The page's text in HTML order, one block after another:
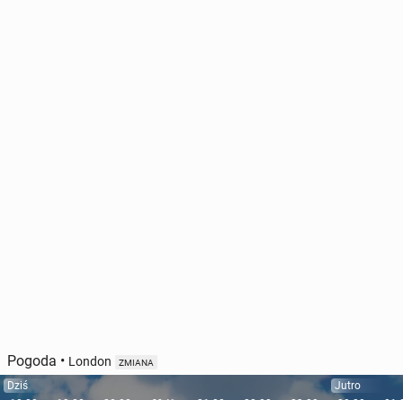
Pogoda • London ZMIANA
Dziś
Jutro